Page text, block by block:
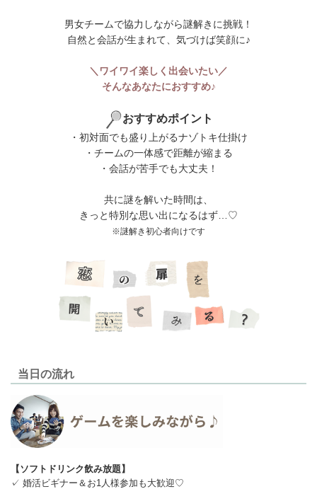
男女チームで協力しながら謎解きに挑戦！
自然と会話が生まれて、気づけば笑顔に♪
＼ワイワイ楽しく出会いたい／
そんなあなたにおすすめ♪
おすすめポイント
・初対面でも盛り上がるナゾトキ仕掛け
・チームの一体感で距離が縮まる
・会話が苦手でも大丈夫！
共に謎を解いた時間は、
きっと特別な思い出になるはず…♡
※謎解き初心者向けです
当日の流れ
【ソフトドリンク飲み放題】
✓ 婚活ビギナー＆お1人様参加も大歓迎♡